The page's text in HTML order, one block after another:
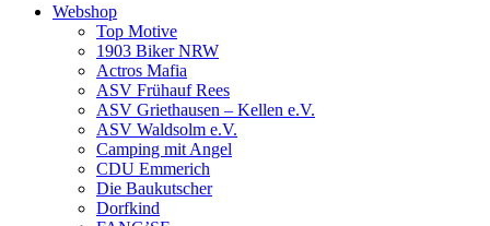
Webshop
Top Motive
1903 Biker NRW
Actros Mafia
ASV Frühauf Rees
ASV Griethausen – Kellen e.V.
ASV Waldsolm e.V.
Camping mit Angel
CDU Emmerich
Die Baukutscher
Dorfkind